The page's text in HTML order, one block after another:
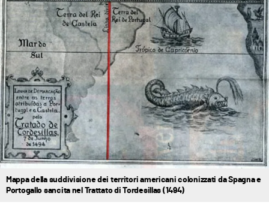
Mappa della suddivisione dei territori americani colonizzati da Spagna e
Portogallo sancita nel Trattato di Tordesillas (1494)